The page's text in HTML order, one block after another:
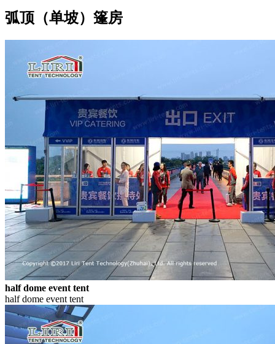
弧顶（单坡）篷房
half dome event tent
half dome event tent